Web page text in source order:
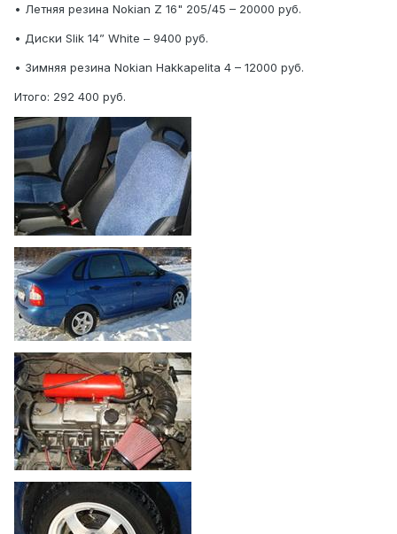
• Летняя резина Nokian Z 16" 205/45 – 20000 руб.
• Диски Slik 14” White – 9400 руб.
• Зимняя резина Nokian Hakkapelita 4 – 12000 руб.
Итого: 292 400 руб.